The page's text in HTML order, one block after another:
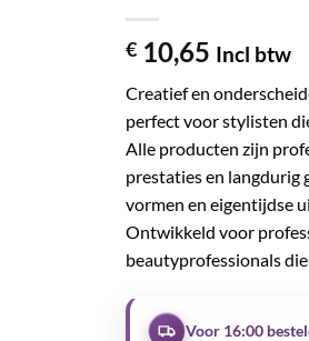
€ 10,65 Incl btw
Creatief en
perfect voor stylisten
Alle producten zijn
prestaties en langdurig
vormen en eigentijdse
Ontwikkeld voor
beautyprofessionals
Voor 16:00